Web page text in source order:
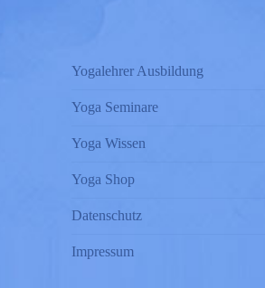
Yogalehrer Ausbildung
Yoga Seminare
Yoga Wissen
Yoga Shop
Datenschutz
Impressum